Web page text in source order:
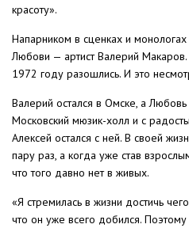
красоту».
Напарником в сценках и
Любови — артист Валерий
1972 году разошлись. И это
Валерий остался в Омске, а
Московский мюзик-холл и с
Алексей остался с ней. В своей
пару раз, а когда уже став
что того давно нет в живых.
«Я стремилась в жизни достичь
что он уже всего добился.